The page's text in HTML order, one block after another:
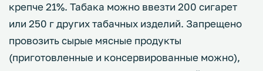
крепче 21%. Табака можно ввезти 200 сигарет
или 250 г других табачных изделий. Запрещено
провозить сырые мясные продукты
(приготовленные и консервированные можно),